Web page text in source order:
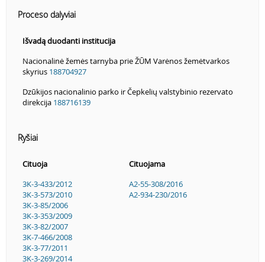
Proceso dalyviai
Išvadą duodanti institucija
Nacionalinė žemės tarnyba prie ŽŪM Varėnos žemėtvarkos
skyrius 188704927
Dzūkijos nacionalinio parko ir Čepkelių valstybinio rezervato
direkcija 188716139
Ryšiai
Cituoja
Cituojama
3K-3-433/2012
3K-3-573/2010
3K-3-85/2006
3K-3-353/2009
3K-3-82/2007
3K-7-466/2008
3K-3-77/2011
3K-3-269/2014
A2-55-308/2016
A2-934-230/2016